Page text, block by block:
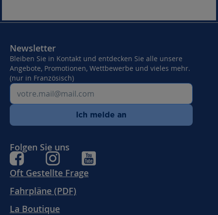
Oft Gestellte Frage
Fahrpläne (PDF)
La Boutique
Newsletter
Bleiben Sie in Kontakt und entdecken Sie alle unsere
Angebote, Promotionen, Wettbewerbe und vieles mehr.
(nur in Französisch)
Ich melde an
Folgen Sie uns